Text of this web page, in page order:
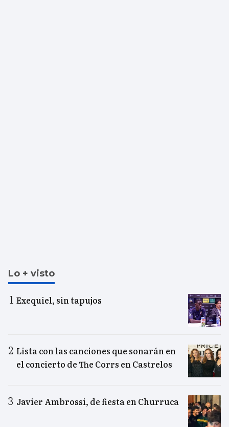
Lo + visto
Exequiel, sin tapujos
Lista con las canciones que sonarán en
el concierto de The Corrs en Castrelos
Javier Ambrossi, de fiesta en Churruca